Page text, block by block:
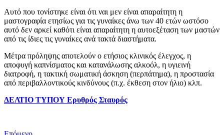
Αυτό που τονίστηκε είναι ότι ναι μεν είναι απαραίτητη η
μαστογραφία ετησίως για τις γυναίκες άνω των 40 ετών ωστόσο
αυτό δεν αρκεί καθότι είναι απαραίτητη η αυτοεξέταση των μαστών
από τις ίδιες τις γυναίκες ανά τακτά διαστήματα.
Μέτρα πρόληψης αποτελούν ο ετήσιος κλινικός έλεγχος, η
αποφυγή καπνίσματος και κατανάλωσης αλκοόλ, η υγιεινή
διατροφή, η τακτική σωματική άσκηση (περπάτημα), η προστασία
από περιβαλλοντικούς κινδύνους (π.χ. έκθεση στον ήλιο) κλπ.
ΔΕΛΤΙΟ ΤΥΠΟΥ Ερυθρός Σταυρός